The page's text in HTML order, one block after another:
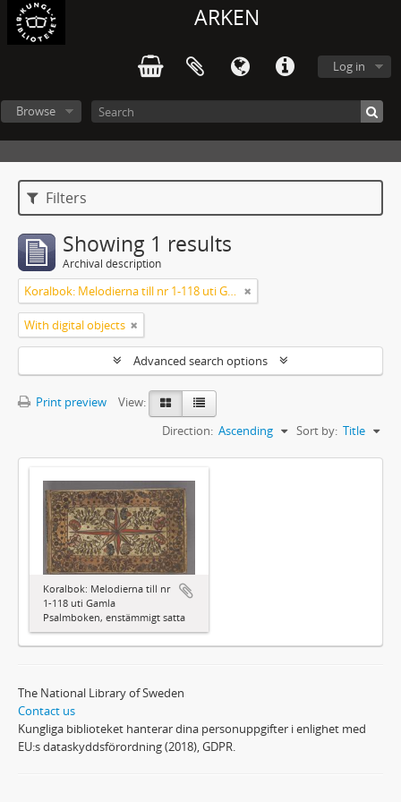
ARKEN
Log in
Browse
Filters
Showing 1 results
Archival description
Koralbok: Melodierna till nr 1-118 uti Gamla Psalmboken, enstämmigt satta
With digital objects
Advanced search options
Print preview
View:
Sort by: Title
Direction: Ascending
Koralbok: Melodierna till nr
1-118 uti Gamla
Psalmboken, enstämmigt satta
The National Library of Sweden
Contact us
Kungliga biblioteket hanterar dina personuppgifter i enlighet med
EU:s dataskyddsförordning (2018), GDPR.